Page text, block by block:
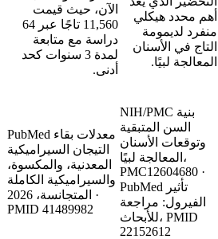
الآن، حيث قيمت
11,560 تاجًا عبر 64
دراسة مع متابعة
لمدة 3 سنوات كحد
أدنى.
أهم محدد هيكلي
منفرد لديمومة
التاج في الأسنان
المعالجة لبيًا.
PubMed معدلات بقاء
التيجان السيراميكية
المعدنية، والمكسوة،
والسيراميكية الكاملة
المتجانسة، 2026 ·
PMID 41489982
NIH/PMC بنية
السن المتبقية
وتوقعات الأسنان
المعالجة لبيًا،
PMC12604680 ·
PubMed تأثير
الفيرول: مراجعة
للأبحاث، PMID
22152612